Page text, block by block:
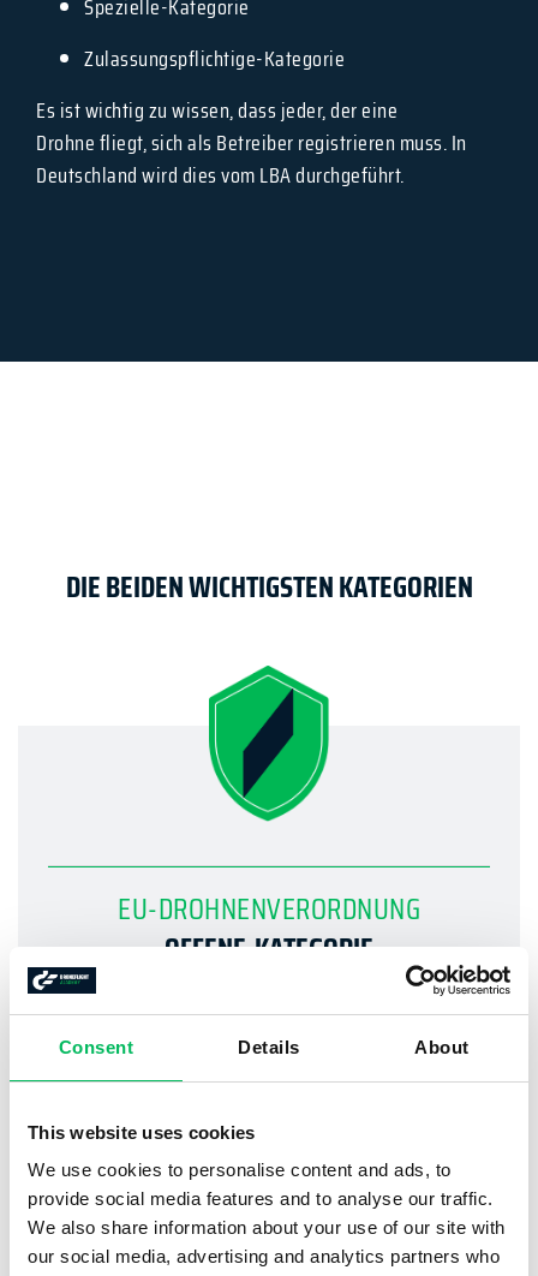
Consent Details About
This website uses cookies
We use cookies to personalise content and ads, to
provide social media features and to analyse our traffic.
We also share information about your use of our site with
our social media, advertising and analytics partners who
Spezielle-Kategorie
Zulassungspflichtige-Kategorie
Es ist wichtig zu wissen, dass jeder, der eine
Drohne fliegt, sich als Betreiber registrieren muss. In
Deutschland wird dies vom LBA durchgeführt.
DIE BEIDEN WICHTIGSTEN KATEGORIEN
EU-DROHNENVERORDNUNG
OFFENE-KATEGORIE
WIE?
EU-Drohnenführerschein
Flüge mit geringem Risiko
Privatpersonen / Beginnende kommerzielle
Drohnenpiloten